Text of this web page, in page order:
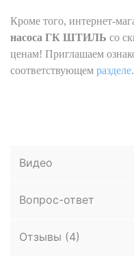
Кроме того, интернет-
насоса ГК ШТИЛЬ со
ценам! Приглашаем
соответствующем разделе.
Видео
Вопрос-ответ
Отзывы (4)